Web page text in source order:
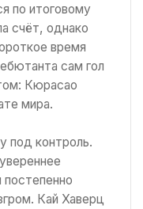
по итоговому
счёт, однако
время
сам гол
Кюрасао
мира.
под контроль.
Кай Хаверц